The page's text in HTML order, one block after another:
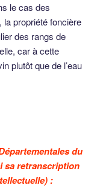
le cas des
propriété foncière
des rangs de
car à cette
plutôt que de l’eau
du
sa retranscription
: